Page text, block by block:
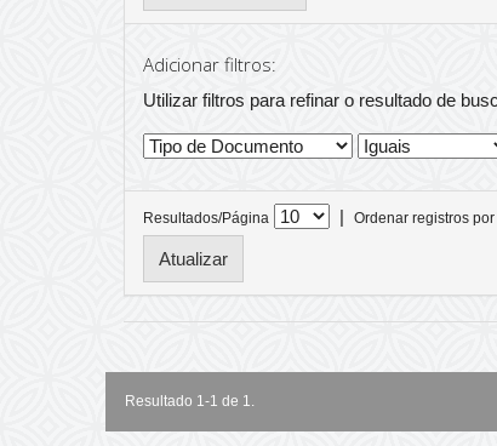
Adicionar filtros:
Utilizar filtros para refinar o resultado de
Resultados/Página | Ordenar registros por
Resultado 1-1 de 1.